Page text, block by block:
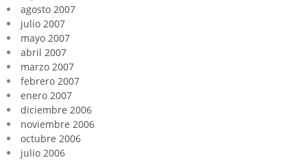
agosto 2007
julio 2007
mayo 2007
abril 2007
marzo 2007
febrero 2007
enero 2007
diciembre 2006
noviembre 2006
octubre 2006
julio 2006